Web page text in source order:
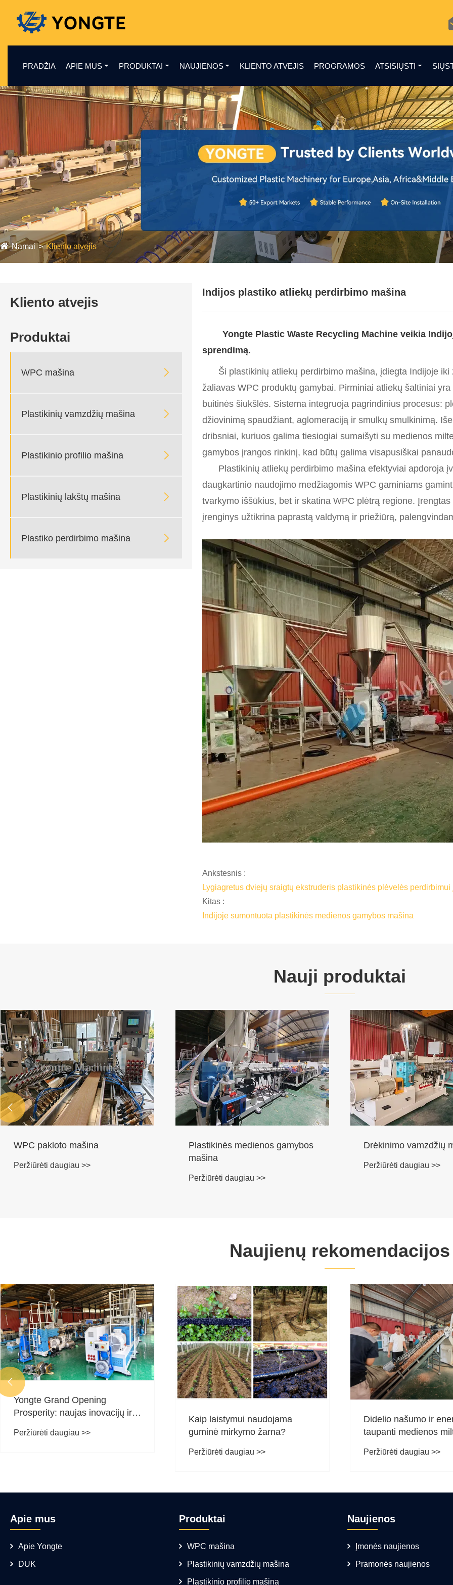
PRADŽIA APIE MUS PRODUKTAI NAUJIENOS KLIENTO ATVEJIS PROGRAMOS ATSISIŲSTI
Namai Kliento atvejis
Kliento atvejis
Produktai
WPC mašina 
Plastikinių vamzdžių mašina 
Plastikinio profilio mašina 
Plastikinių lakštų mašina 
Plastiko perdirbimo mašina 
Indijos plastiko atliekų perdirbimo mašina
Yongte Plastic Waste Recycling Machine veikia
sprendimą.
Ši plastikinių atliekų perdirbimo mašina, įdiegta Indijoje
žaliavas WPC produktų gamybai. Pirminiai atliekų šaltiniai
buitinės šiukšlės. Sistema integruoja pagrindinius procesus:
džiovinimą spaudžiant, aglomeraciją ir smulkų smulkinimą.
dribsniai, kuriuos galima tiesiogiai sumaišyti su medienos
gamybos įrangos rinkinį, kad būtų galima visapusiškai
Plastikinių atliekų perdirbimo mašina efektyviai apdoroja
daugkartinio naudojimo medžiagomis WPC gaminiams
tvarkymo iššūkius, bet ir skatina WPC plėtrą regione.
įrenginys užtikrina paprastą valdymą ir priežiūrą,
Ankstesnis :
Lygiagretus dviejų sraigtų ekstruderis plastikinės plėvelės perdirbimui
Kitas :
Indijoje sumontuota plastikinės medienos gamybos mašina
Nauji produktai
WPC pakloto mašina
Peržiūrėti daugiau >>
Plastikinės medienos gamybos
mašina
Peržiūrėti daugiau >>
Drėkinimo vamzdžių
Peržiūrėti daugiau >>

Naujienų rekomendacijos
Yongte Grand Opening
Prosperity: naujas inovacijų ir
Peržiūrėti daugiau >>
Kaip laistymui naudojama
guminė mirkymo žarna?
Peržiūrėti daugiau >>
Didelio našumo ir
taupanti medienos
„Yongte“ išlaikė
Peržiūrėti daugiau >>

Apie mus
Apie Yongte
DUK
Produktai
WPC mašina
Plastikinių vamzdžių mašina
Plastikinio profilio mašina
Naujienos
Įmonės naujienos
Pramonės naujienos